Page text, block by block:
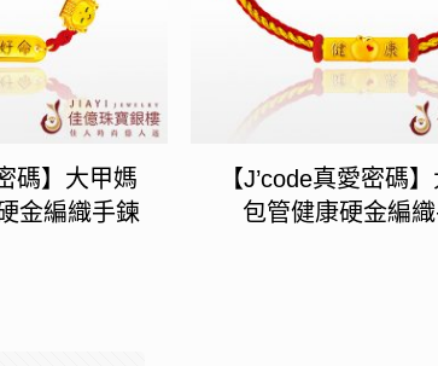
碼】大甲媽
金編織手鍊
【J’code真愛密碼
包管健康硬金編